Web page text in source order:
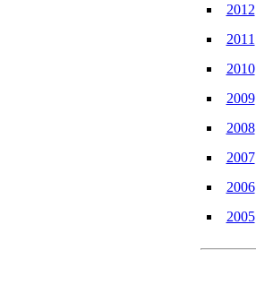
2012
2011
2010
2009
2008
2007
2006
2005